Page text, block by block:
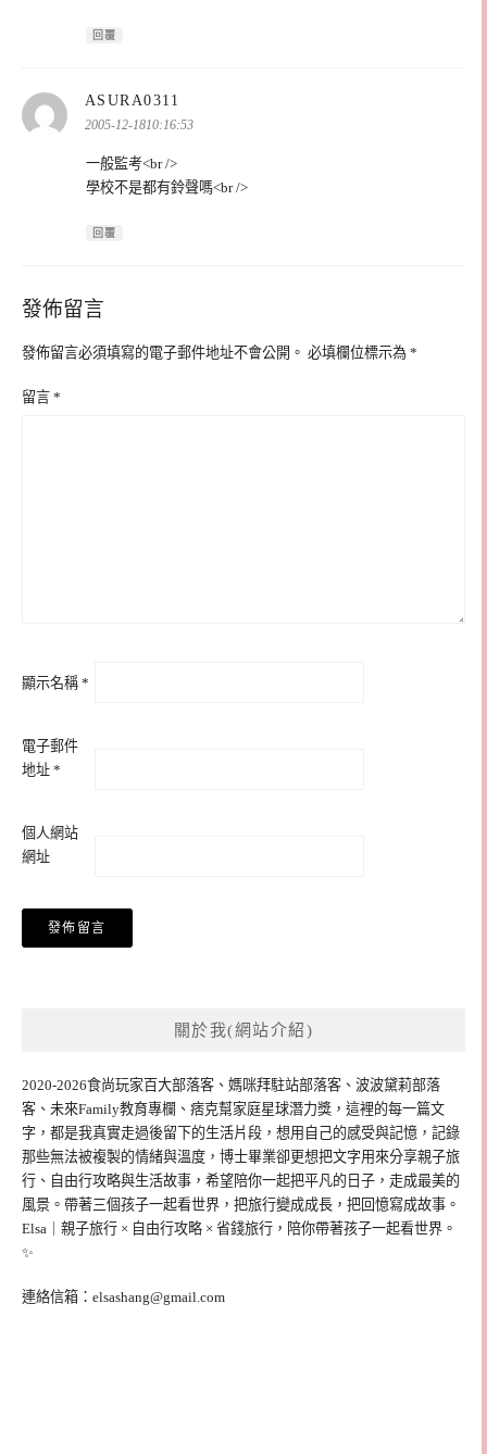
回覆
ASURA0311
示:
2005-12-1810:16:53
一般監考<br />
學校不是都有鈴聲嗎<br />
回覆
發佈留言
發佈留言必須填寫的電子郵件地址不會公開。 必填欄位標示為 *
留言 *
顯示名稱 *
電子郵件
地址 *
個人網站
網址
關於我(網站介紹)
2020-2026食尚玩家百大部落客、媽咪拜駐站部落客、波波黛莉部落
客、未來Family教育專欄、痞克幫家庭星球潛力獎，這裡的每一篇文
字，都是我真實走過後留下的生活片段，想用自己的感受與記憶，記錄
那些無法被複製的情緒與溫度，博士畢業卻更想把文字用來分享親子旅
行、自由行攻略與生活故事，希望陪你一起把平凡的日子，走成最美的
風景。帶著三個孩子一起看世界，把旅行變成成長，把回憶寫成故事。
Elsa｜親子旅行 × 自由行攻略 × 省錢旅行，陪你帶著孩子一起看世界。
✨
連絡信箱： elsashang@gmail.com